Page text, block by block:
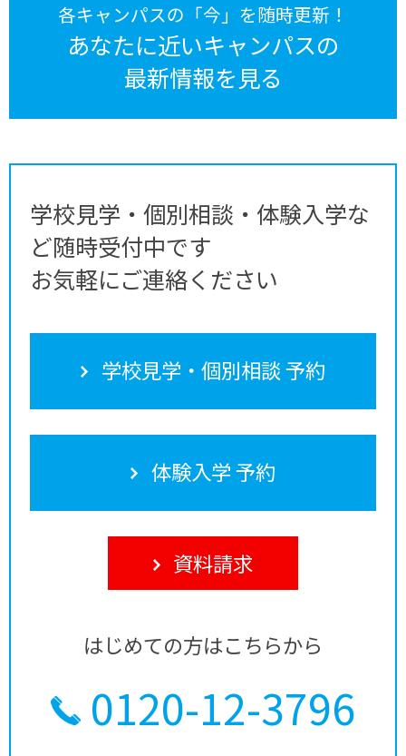
各キャンパスの「今」を随時更新！
あなたに近いキャンパスの
最新情報を見る
学校見学・個別相談・体験入学な
ど随時受付中です
お気軽にご連絡ください
学校見学・個別相談 予約
体験入学 予約
資料請求
はじめての方はこちらから
0120-12-3796